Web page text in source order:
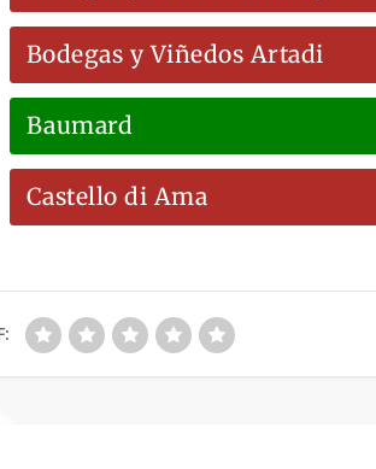
Bodegas y Viñedos Artadi
Baumard
Castello di Ama